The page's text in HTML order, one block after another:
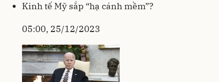
Kinh tế Mỹ sắp “hạ cánh mềm”?
05:00, 25/12/2023